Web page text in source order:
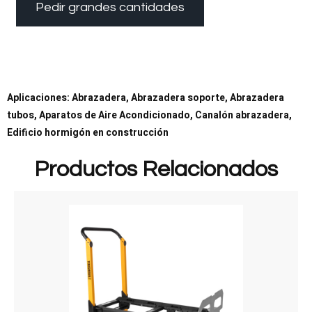
Pedir grandes cantidades
Aplicaciones: Abrazadera, Abrazadera soporte, Abrazadera
tubos, Aparatos de Aire Acondicionado, Canalón abrazadera,
Edificio hormigón en construcción
Productos Relacionados